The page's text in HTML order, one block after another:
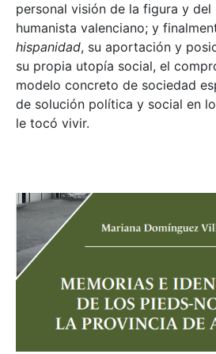
personal visión de la figura y del
humanista valenciano; y
hispanidad, su aportación y
su propia utopía social, el
modelo concreto de sociedad
de solución política y social en
le tocó vivir.